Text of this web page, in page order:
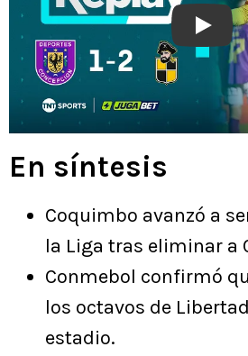
Play
En síntesis
Coquimbo avanzó a
la Liga tras eliminar a
Conmebol confirmó
los octavos de
estadio.